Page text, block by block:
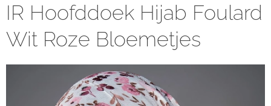
IR Hoofddoek Hijab Foulard
Wit Roze Bloemetjes